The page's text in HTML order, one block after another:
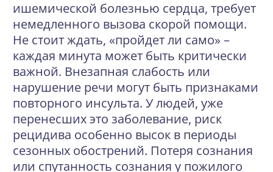
ишемической болезнью сердца, требует
немедленного вызова скорой помощи.
Не стоит ждать, «пройдет ли само» –
каждая минута может быть критически
важной. Внезапная слабость или
нарушение речи могут быть признаками
повторного инсульта. У людей, уже
перенесших это заболевание, риск
рецидива особенно высок в периоды
сезонных обострений. Потеря сознания
или спутанность сознания у пожилого